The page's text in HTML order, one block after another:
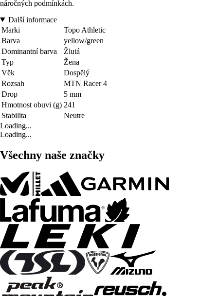
náročných podmínkách.
Další informace
Marki
Topo Athletic
Barva
yellow/green
Dominantní barva
Žlutá
Typ
Žena
Věk
Dospělý
Rozsah
MTN Racer 4
Drop
5 mm
Hmotnost obuvi (g) 241
Stabilita
Neutre
Loading...
Loading...
Všechny naše značky